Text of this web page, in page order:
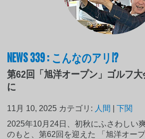
NEWS 339 : こんなのアリ!?
第62回「旭洋オープン」ゴルフ
に
11月 10, 2025 カテゴリ: 人間 |下関
2025年10月24日、初秋にふさわしい
のもと、第62回を迎えた 「旭洋オー